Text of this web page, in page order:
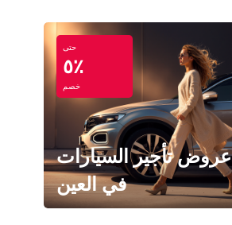
حتى
٥٪
خصم
عروض تأجير السيارات
في العين